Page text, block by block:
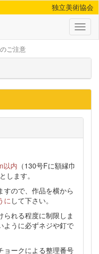
独立美術協会
ご注意
以内 （130号Fに額縁巾
します。
すので、作品を横から
に して下さい。
れる程度に制限しま
ように必ずネジや釘で
ョークによる整理番号